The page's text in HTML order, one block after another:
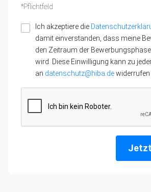
*Pflichtfeld
Ich akzeptiere die
damit einverstanden, dass meine
den Zeitraum der
wird. Diese Einwilligung kann zu
an datenschutz@hiba.de